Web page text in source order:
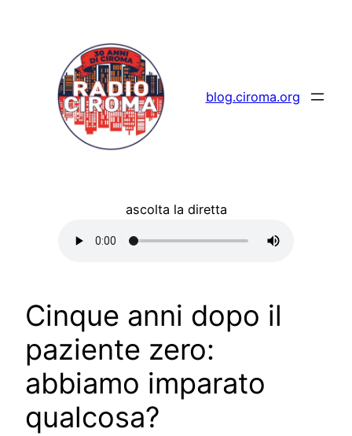
blog.ciroma.org
ascolta la diretta
Cinque anni dopo il
paziente zero:
abbiamo imparato
qualcosa?